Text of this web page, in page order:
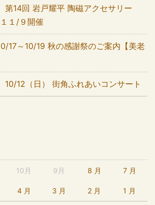
第14回 岩戸耀平 陶磁アクセサリー
１/９開催
17～10/19 秋の感謝祭のご案内【美老
10/12（日） 街角ふれあいコンサート
10月 9月 8 月 7 月
4 月 3 月 2 月 1 月